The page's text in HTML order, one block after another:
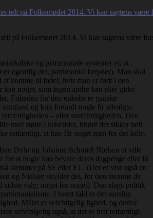
på Folkemødet 2014. Vi kan sagtens være
og patrimoniale systemer er, at
er egentlig det, patrimonial betyder). Man skal
at komme til fadet, hvis man er født i den
kan noget, som ingen andre kan eller gider
Friheden for den enkelte er ganske
samfund og kun forundt nogle få udvalgte.
retfærdigheden – eller uretfærdigheden. Den
med støtte i krisetider, finder det sikker helt
retfærdigt, at han får noget igen for det løfte.
Dyhr og Johanne Schmidt Nielsen at ville
for at nogle kan bevare deres dagpenge eller få
stemmer på SF eller EL. (Der er vist også en
og Nielsen skylder det, for den stemme de
sidste valg: noget for noget). Den slags politik
I hvert fald er det statsligt
Målet er selvfølgelig lighed, og derfor
selvfølgelig også, at det er helt retfærdigt.